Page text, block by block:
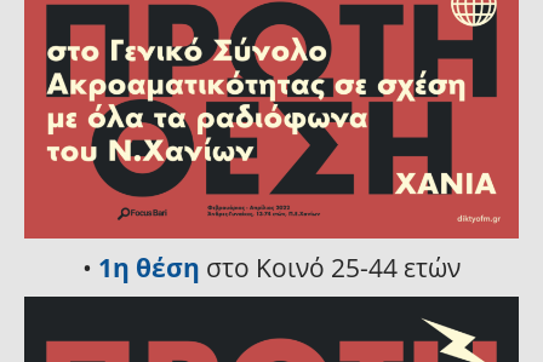
• 1η θέση στο Κοινό 25-44 ετών